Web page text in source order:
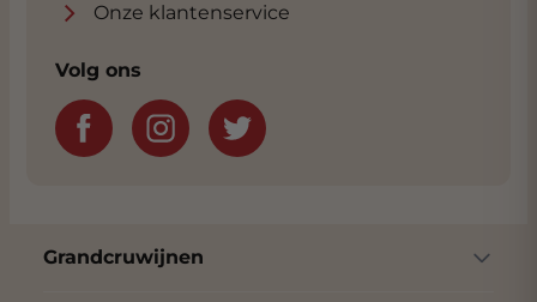
Onze klantenservice
Volg ons
Grandcruwijnen